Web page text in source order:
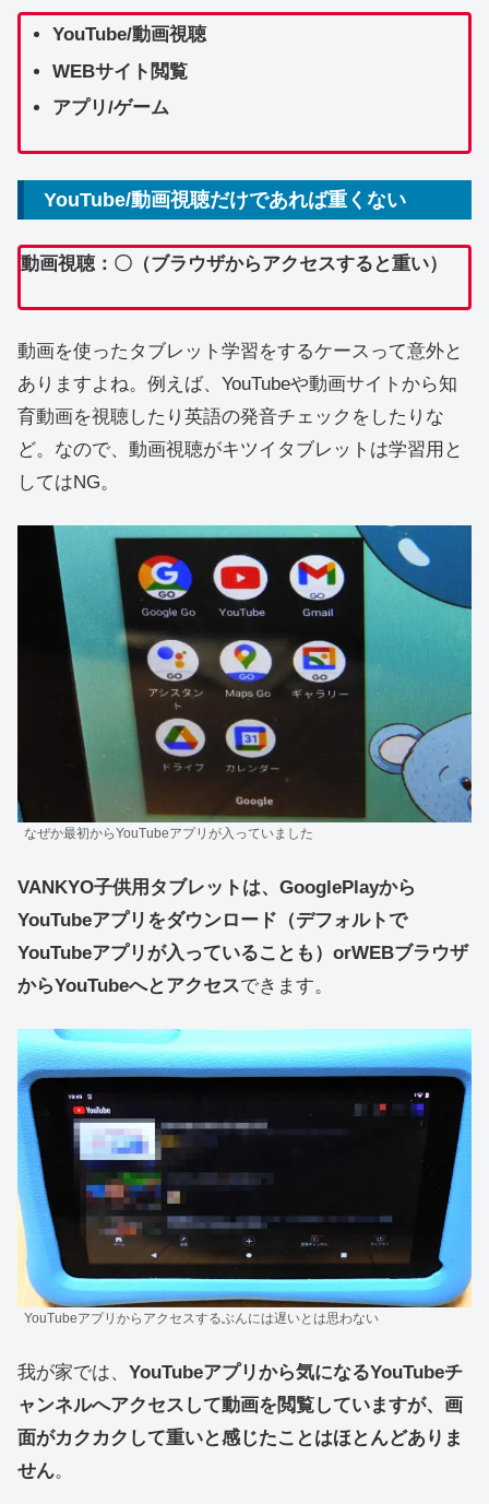
YouTube/動画視聴
WEBサイト閲覧
アプリ/ゲーム
YouTube/動画視聴だけであれば重くない
動画視聴：〇（ブラウザからアクセスすると重い）
動画を使ったタブレット学習をするケースって意外と
ありますよね。例えば、YouTubeや動画サイトから知
育動画を視聴したり英語の発音チェックをしたりな
ど。なので、動画視聴がキツイタブレットは学習用と
してはNG。
なぜか最初からYouTubeアプリが入っていました
VANKYO子供用タブレットは、GooglePlayから
YouTubeアプリをダウンロード（デフォルトで
YouTubeアプリが入っていることも）orWEBブラウザ
からYouTubeへとアクセスできます。
YouTubeアプリからアクセスするぶんには遅いとは思わない
我が家では、 YouTubeアプリから気になるYouTubeチ
ャンネルへアクセスして動画を閲覧していますが、画
面がカクカクして重いと感じたことはほとんどありま
せん。